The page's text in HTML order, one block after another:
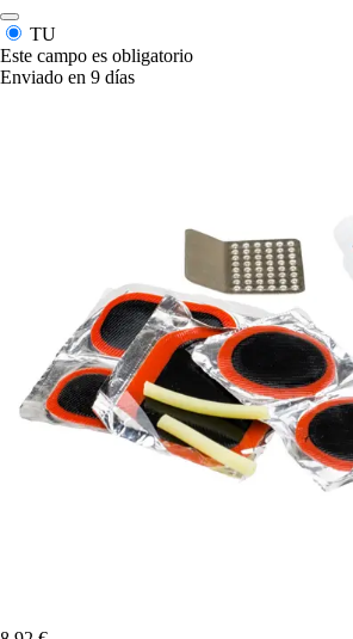
TU
Este campo es obligatorio
Enviado en 9 días